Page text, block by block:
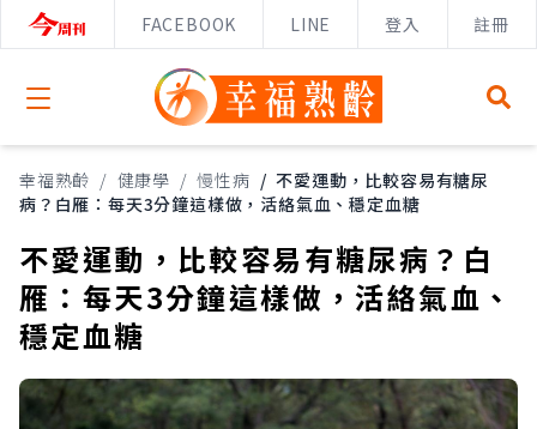
FACEBOOK LINE 登入 註冊
Open menu
幸福熟齡 / 健康學 / 慢性病 / 不愛運動，比較容易有糖尿
病？白雁：每天3分鐘這樣做，活絡氣血、穩定血糖
不愛運動，比較容易有糖尿病？白
雁：每天3分鐘這樣做，活絡氣血、
穩定血糖